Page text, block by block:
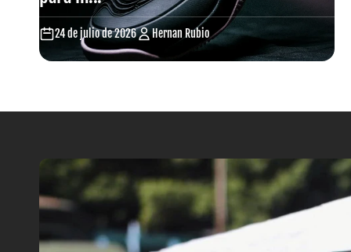
24 de julio de 2026 Hernan Rubio